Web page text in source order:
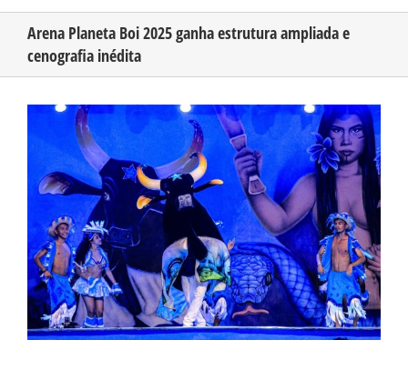
CONHEÇA O AMAZONAS
PUBLICIDADE
CONTATO
Arena Planeta Boi 2025 ganha estrutura ampliada e
cenografia inédita
View
Image